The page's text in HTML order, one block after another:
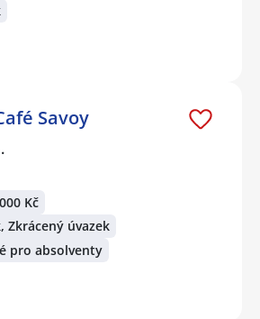
Savoy
Kč
Zkrácený úvazek
pro absolventy